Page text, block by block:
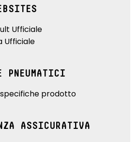
Ufficiale
Ufficiale
PNEUMATICI
prodotto
ASSICURATIVA